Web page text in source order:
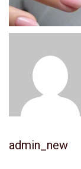
admin_new